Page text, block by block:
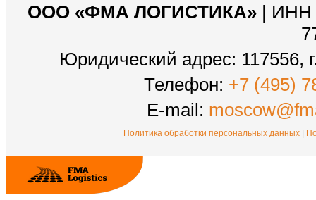
ООО «ФМА ЛОГИСТИКА» | ИНН
Юридический адрес: 117556,
Телефон: +7 (495)
E-mail:
Политика обработки персональных данных |